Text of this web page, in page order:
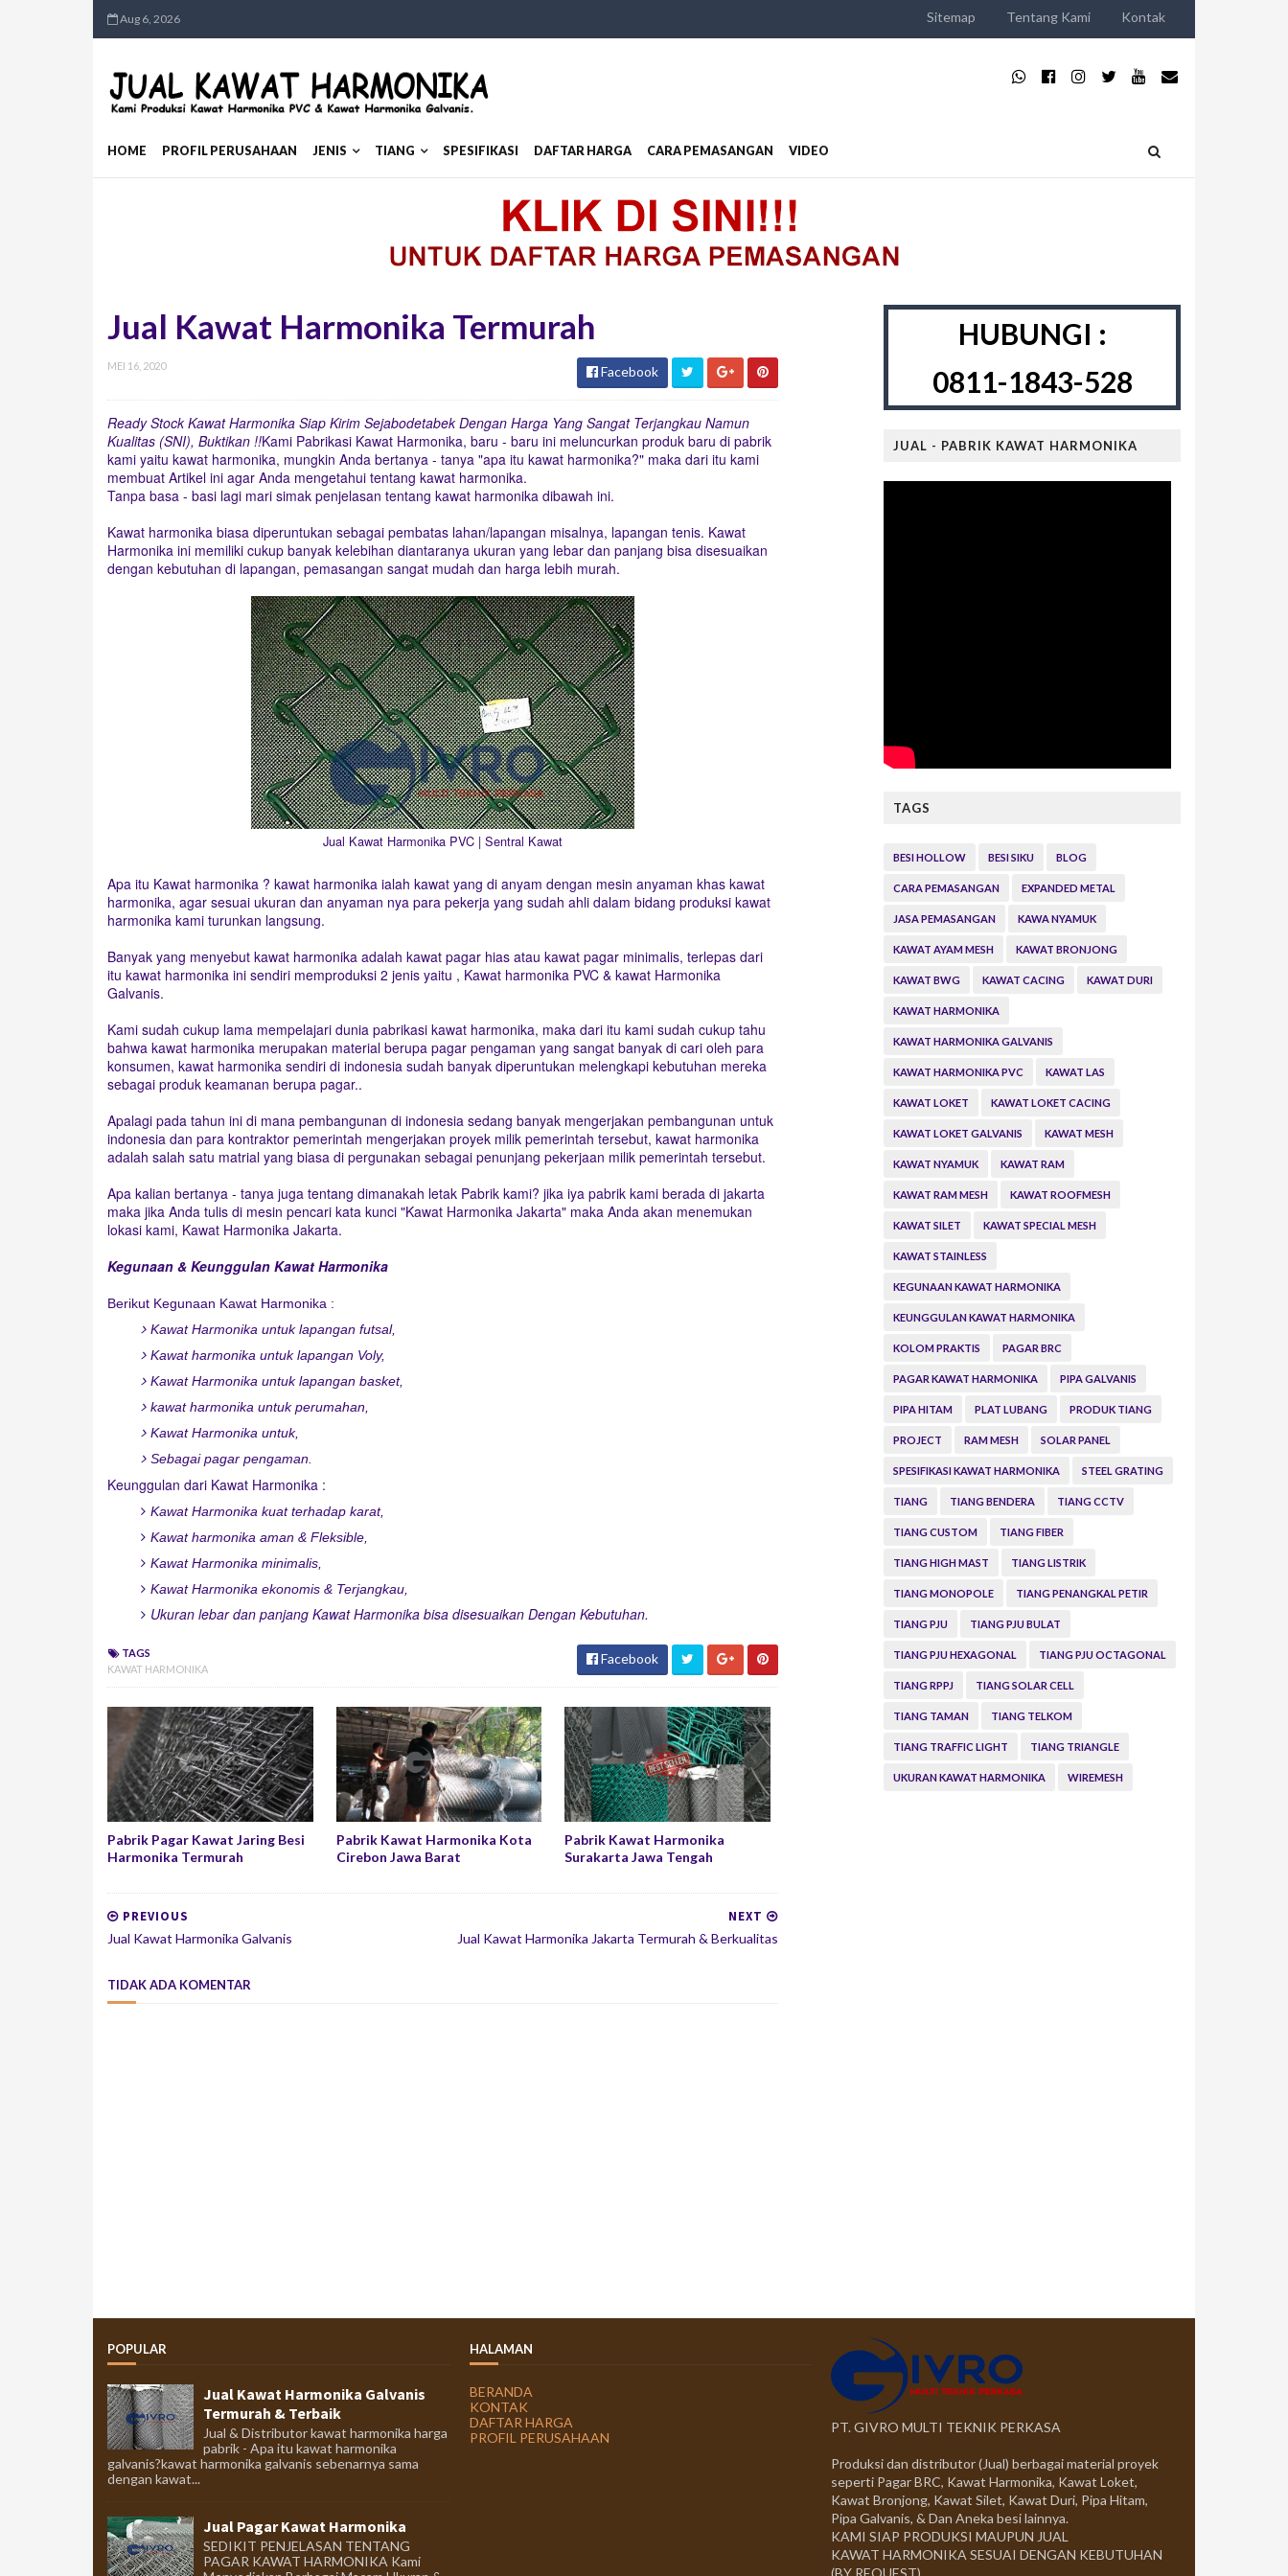
Aug 6, 2026 Sitemap Tentang Kami Kontak
HOME PROFIL PERUSAHAAN JENIS TIANG SPESIFIKASI DAFTAR HARGA CARA PEMASANGAN VIDEO
Jual Kawat Harmonika Termurah
MEI 16, 2020 Facebook
Ready Stock Kawat Harmonika Siap Kirim Sejabodetabek Dengan Harga Yang Sangat Terjangkau Namun
Kualitas (SNI), Buktikan !!Kami Pabrikasi Kawat Harmonika, baru - baru ini meluncurkan produk baru di pabrik
kami yaitu kawat harmonika, mungkin Anda bertanya - tanya "apa itu kawat harmonika?" maka dari itu kami
membuat Artikel ini agar Anda mengetahui tentang kawat harmonika.
Tanpa basa - basi lagi mari simak penjelasan tentang kawat harmonika dibawah ini.
Kawat harmonika biasa diperuntukan sebagai pembatas lahan/lapangan misalnya, lapangan tenis. Kawat
Harmonika ini memiliki cukup banyak kelebihan diantaranya ukuran yang lebar dan panjang bisa disesuaikan
dengan kebutuhan di lapangan, pemasangan sangat mudah dan harga lebih murah.
Jual Kawat Harmonika PVC | Sentral Kawat
Apa itu Kawat harmonika ? kawat harmonika ialah kawat yang di anyam dengan mesin anyaman khas kawat
harmonika, agar sesuai ukuran dan anyaman nya para pekerja yang sudah ahli dalam bidang produksi kawat
harmonika kami turunkan langsung.
Banyak yang menyebut kawat harmonika adalah kawat pagar hias atau kawat pagar minimalis, terlepas dari
itu kawat harmonika ini sendiri memproduksi 2 jenis yaitu , Kawat harmonika PVC & kawat Harmonika
Galvanis.
Kami sudah cukup lama mempelajari dunia pabrikasi kawat harmonika, maka dari itu kami sudah cukup tahu
bahwa kawat harmonika merupakan material berupa pagar pengaman yang sangat banyak di cari oleh para
konsumen, kawat harmonika sendiri di indonesia sudah banyak diperuntukan melengkapi kebutuhan mereka
sebagai produk keamanan berupa pagar..
Apalagi pada tahun ini di mana pembangunan di indonesia sedang banyak mengerjakan pembangunan untuk
indonesia dan para kontraktor pemerintah mengerjakan proyek milik pemerintah tersebut, kawat harmonika
adalah salah satu matrial yang biasa di pergunakan sebagai penunjang pekerjaan milik pemerintah tersebut.
Apa kalian bertanya - tanya juga tentang dimanakah letak Pabrik kami? jika iya pabrik kami berada di jakarta
maka jika Anda tulis di mesin pencari kata kunci "Kawat Harmonika Jakarta" maka Anda akan menemukan
lokasi kami, Kawat Harmonika Jakarta.
Kegunaan & Keunggulan Kawat Harmonika
Berikut Kegunaan Kawat Harmonika :
Kawat Harmonika untuk lapangan futsal,
Kawat harmonika untuk lapangan Voly,
Kawat Harmonika untuk lapangan basket,
kawat harmonika untuk perumahan,
Kawat Harmonika untuk,
Sebagai pagar pengaman.
Keunggulan dari Kawat Harmonika :
Kawat Harmonika kuat terhadap karat,
Kawat harmonika aman & Fleksible,
Kawat Harmonika minimalis,
Kawat Harmonika ekonomis & Terjangkau,
Ukuran lebar dan panjang Kawat Harmonika bisa disesuaikan Dengan Kebutuhan.
TAGS
KAWAT HARMONIKA
Facebook
Pabrik Pagar Kawat Jaring Besi
Harmonika Termurah
Pabrik Kawat Harmonika Kota
Cirebon Jawa Barat
Pabrik Kawat Harmonika
Surakarta Jawa Tengah
NEXT
Jual Kawat Harmonika Jakarta Termurah & Berkualitas
PREVIOUS
Jual Kawat Harmonika Galvanis
TIDAK ADA KOMENTAR
HUBUNGI :
0811-1843-528
JUAL - PABRIK KAWAT HARMONIKA
TAGS
BESI HOLLOW BESI SIKU BLOG
CARA PEMASANGAN EXPANDED METAL
JASA PEMASANGAN KAWA NYAMUK
KAWAT AYAM MESH KAWAT BRONJONG
KAWAT BWG KAWAT CACING KAWAT DURI
KAWAT HARMONIKA
KAWAT HARMONIKA GALVANIS
KAWAT HARMONIKA PVC KAWAT LAS
KAWAT LOKET KAWAT LOKET CACING
KAWAT LOKET GALVANIS KAWAT MESH
KAWAT NYAMUK KAWAT RAM
KAWAT RAM MESH KAWAT ROOFMESH
KAWAT SILET KAWAT SPECIAL MESH
KAWAT STAINLESS
KEGUNAAN KAWAT HARMONIKA
KEUNGGULAN KAWAT HARMONIKA
KOLOM PRAKTIS PAGAR BRC
PAGAR KAWAT HARMONIKA PIPA GALVANIS
PIPA HITAM PLAT LUBANG PRODUK TIANG
PROJECT RAM MESH SOLAR PANEL
SPESIFIKASI KAWAT HARMONIKA STEEL GRATING
TIANG TIANG BENDERA TIANG CCTV
TIANG CUSTOM TIANG FIBER
TIANG HIGH MAST TIANG LISTRIK
TIANG MONOPOLE TIANG PENANGKAL PETIR
TIANG PJU TIANG PJU BULAT
TIANG PJU HEXAGONAL TIANG PJU OCTAGONAL
TIANG RPPJ TIANG SOLAR CELL
TIANG TAMAN TIANG TELKOM
TIANG TRAFFIC LIGHT TIANG TRIANGLE
UKURAN KAWAT HARMONIKA WIREMESH
POPULAR
Jual Kawat Harmonika Galvanis
Termurah & Terbaik
Jual & Distributor kawat harmonika harga
pabrik - Apa itu kawat harmonika
galvanis?kawat harmonika galvanis sebenarnya sama
dengan kawat...
Jual Pagar Kawat Harmonika
SEDIKIT PENJELASAN TENTANG
PAGAR KAWAT HARMONIKA Kami
HALAMAN
BERANDA
KONTAK
DAFTAR HARGA
PROFIL PERUSAHAAN
PT. GIVRO MULTI TEKNIK PERKASA
Produksi dan distributor (Jual) berbagai material proyek
seperti Pagar BRC, Kawat Harmonika, Kawat Loket,
Kawat Bronjong, Kawat Silet, Kawat Duri, Pipa Hitam,
Pipa Galvanis, & Dan Aneka besi lainnya.
KAMI SIAP PRODUKSI MAUPUN JUAL
KAWAT HARMONIKA SESUAI DENGAN KEBUTUHAN
(BY REQUEST)